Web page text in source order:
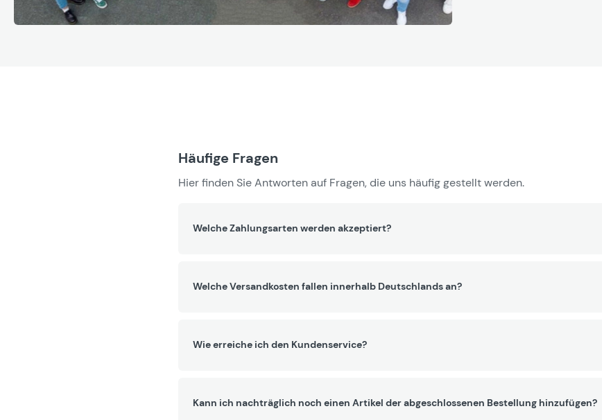
Häufige Fragen
Hier finden Sie Antworten auf Fragen, die uns häufig gestellt werden.
Welche Zahlungsarten werden akzeptiert?
Welche Versandkosten fallen innerhalb Deutschlands an?
Wie erreiche ich den Kundenservice?
Kann ich nachträglich noch einen Artikel der abgeschlossenen Bestellung hinzufügen?